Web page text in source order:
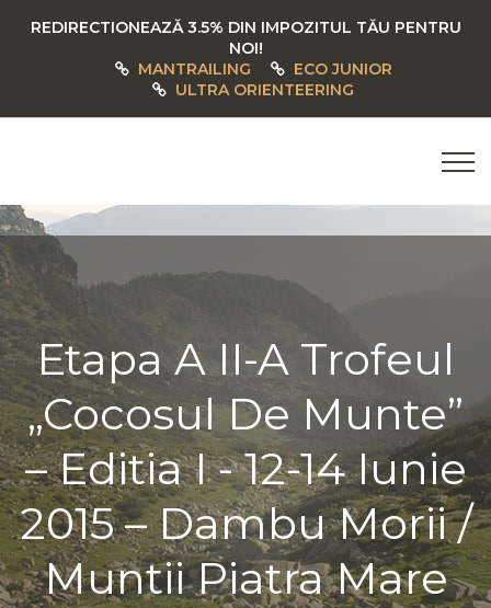
REDIRECTIONEAZĂ 3.5% DIN IMPOZITUL TĂU PENTRU
NOI!
MANTRAILING
ECO JUNIOR
ULTRA ORIENTEERING
Etapa A II-A Trofeul
„Cocosul De Munte”
– Editia I - 12-14 Iunie
2015 – Dambu Morii /
Muntii Piatra Mare